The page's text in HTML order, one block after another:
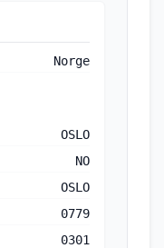
Norge
OSLO
NO
OSLO
0779
0301